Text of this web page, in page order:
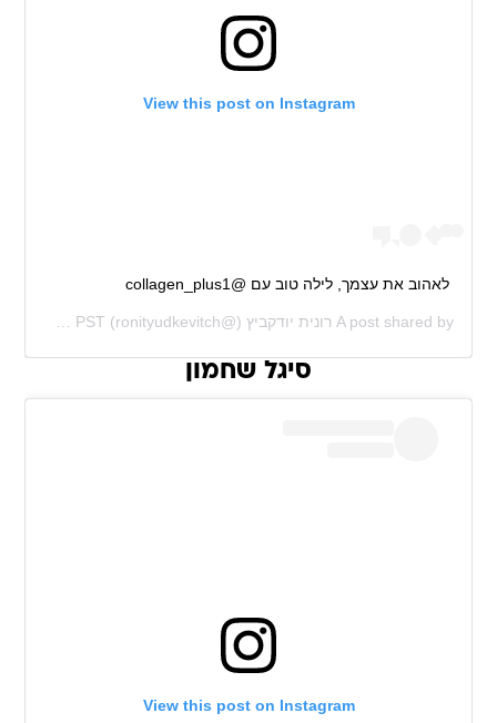
View this post on Instagram
לאהוב את עצמך, לילה טוב עם @collagen_plus1
A post shared by רונית יודקביץ (@ronityudkevitch) on
Feb 24, 2019 at 12:56pm PST
סיגל שחמון
View this post on Instagram